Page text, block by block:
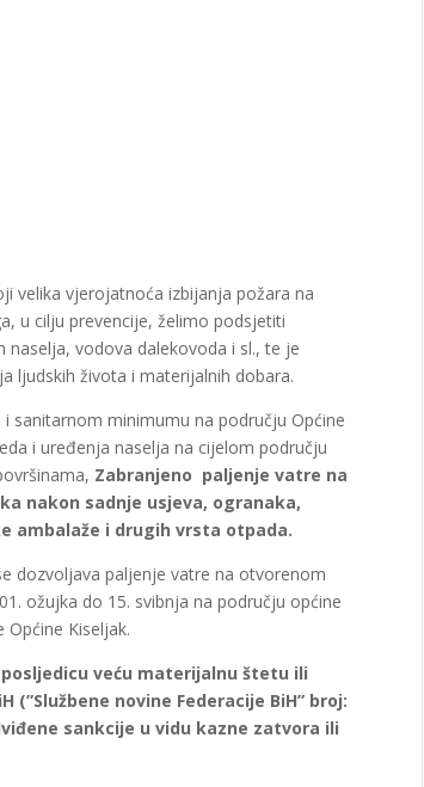
velika vjerojatnoća izbijanja požara na
u cilju prevencije, želimo podsjetiti
naselja, vodova dalekovoda i sl., te je
ljudskih života i materijalnih dobara.
sanitarnom minimumu na području Općine
i uređenja naselja na cijelom području
Zabranjeno paljenje vatre na
nakon sadnje usjeva, ogranaka,
ambalaže i drugih vrsta otpada.
dozvoljava paljenje vatre na otvorenom
ožujka do 15. svibnja na području općine
Kiseljak.
veću materijalnu štetu ili
novine Federacije BiH” broj:
sankcije u vidu kazne zatvora ili